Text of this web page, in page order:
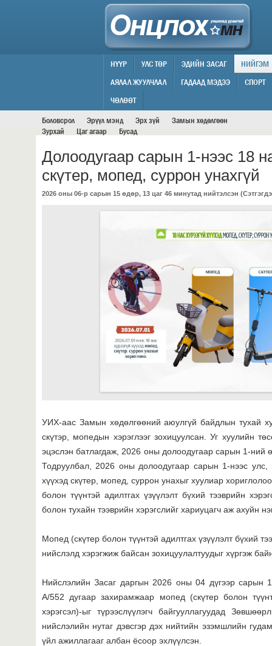
НИЙГЭМ
НҮҮР УЛС ТӨР ЭДИЙН ЗАСАГ
НИЙГЭМ
АЯЛАЛ ЖУУЛЧЛАЛ
ГАДААД МЭДЭЭ
СПОРТ
ЧӨЛӨӨТ
Боловсрол
Эрүүл мэнд Эрх зүй
Замын хөдөлгөөн
Зурхай
Цаг агаар Бусад
Долоодугаар сарын 1-нээс 18
скүтер, мопед, суррон унахгүй
2026 оны 06-р сарын 15 өдөр, 13 цаг 46 минутад нийтэлсэн (
УИХ-аас Замын хөдөлгөөний аюулгүй байдлын тухай
скүтэр, мопедын хэрэглээг зохицуулсан. Уг хуулийн
эцэслэн батлагдаж, 2026 оны долоодугаар сарын 1-ний
Тодруулбал, 2026 оны долоодугаар сарын 1-нээс улс,
хүүхэд скүтер, мопед, суррон унахыг хуулиар
болон түүнтэй адилтгах үзүүлэлт бүхий тээврийн
болон тухайн тээврийн хэрэгслийг хариуцагч аж ахуйн
Мопед (скүтер болон түүнтэй адилтгах үзүүлэлт бүхий
нийслэлд хэрэгжиж байсан зохицуулалтуудыг хүргэж
Нийслэлийн Засаг даргын 2026 оны 04 дүгээр сарын
А/552 дугаар захирамжаар мопед (скүтер болон
хэрэгсэл)-ыг түрээслүүлэгч байгууллагуудад
нийслэлийн нутаг дэвсгэр дэх нийтийн эзэмшлийн
үйл ажиллагааг албан ёсоор эхлүүлсэн.